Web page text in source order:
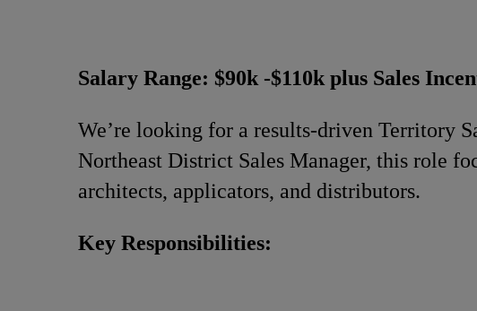
Salary Range: $90k -$110k plus Sales
We’re looking for a results-driven Territory
Northeast District Sales Manager, this role
architects, applicators, and distributors.
Key Responsibilities: